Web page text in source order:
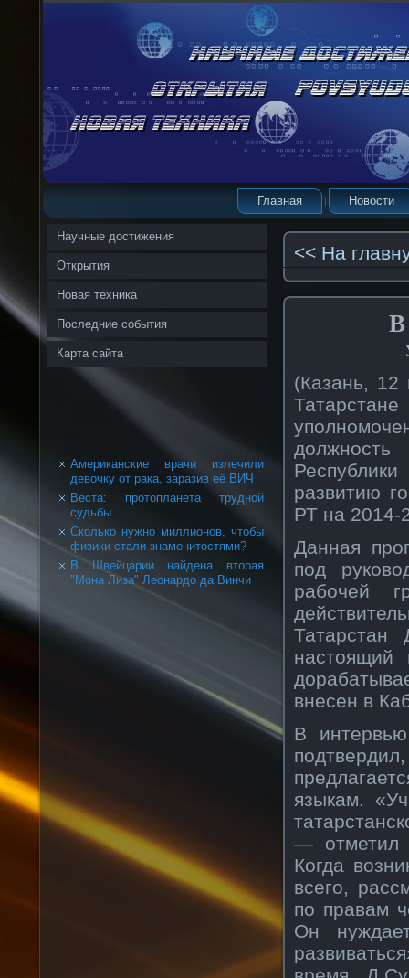
Главная Новости
Научные достижения
Открытия
Новая техника
Последние события
Карта сайта
Американские врачи излечили
девочку от рака, заразив её ВИЧ
Веста: протопланета трудной
судьбы
Сколько нужно миллионов, чтобы
физики стали знаменитостями?
В Швейцарии найдена вторая
"Мона Лиза" Леонардо да Винчи
<< На
В
(Казань,
развитию
РТ на 2014-
Данная
под
рабочей
настоящий
внесен в
В
языкам.
— отметил
Когда
всего,
по правам
Он